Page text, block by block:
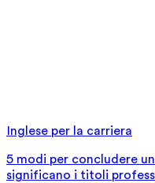
Inglese per la carriera
5 modi per concludere
significano i titoli